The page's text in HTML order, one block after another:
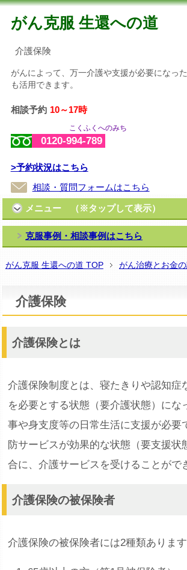
がん克服 生還への道
介護保険
がんによって、万一介護や支援が必要になっ
も活用できます。
相談予約 10～17時
こくふくへのみち
0120-994-789
>予約状況はこちら
相談・質問フォームはこちら
メニュー （※タップして表示）
克服事例・相談事例はこちら
がん克服 生還への道 TOP がん治療とお金
介護保険
介護保険とは
介護保険制度とは、寝たきりや認知症
を必要とする状態（要介護状態）にな
事や身支度等の日常生活に支援が必要
防サービスが効果的な状態（要支援状
合に、介護サービスを受けることがで
介護保険の被保険者
介護保険の被保険者には2種類あります